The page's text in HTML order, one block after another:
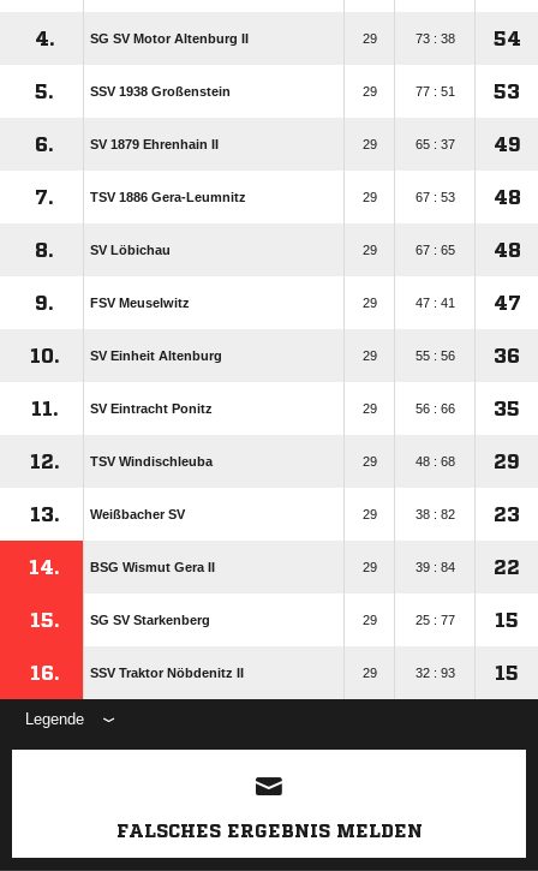
4. SG SV Motor Altenburg II 29 73 : 38 54
5. SSV 1938 Großenstein 29 77 : 51 53
6. SV 1879 Ehrenhain II 29 65 : 37 49
7. TSV 1886 Gera-Leumnitz 29 67 : 53 48
8. SV Löbichau 29 67 : 65 48
9. FSV Meuselwitz 29 47 : 41 47
10. SV Einheit Altenburg 29 55 : 56 36
11. SV Eintracht Ponitz 29 56 : 66 35
12. TSV Windischleuba 29 48 : 68 29
13. Weißbacher SV 29 38 : 82 23
14. BSG Wismut Gera II 29 39 : 84 22
15. SG SV Starkenberg 29 25 : 77 15
16. SSV Traktor Nöbdenitz II 29 32 : 93 15
Legende
ANZEIGE
FALSCHES ERGEBNIS MELDEN